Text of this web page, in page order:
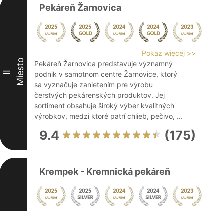
II Miesto
Pekáreň Žarnovica
Pokaż więcej >>
Pekáreň Žarnovica predstavuje významný
podnik v samotnom centre Žarnovice, ktorý
sa vyznačuje zanietením pre výrobu
čerstvých pekárenských produktov. Jej
sortiment obsahuje široký výber kvalitných
výrobkov, medzi ktoré patrí chlieb, pečivo, ...
9.4 (175)
Krempek - Kremnická pekáreň